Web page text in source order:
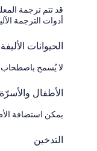
قد تتم ترجمة
أدوات الترجمة
الحيوانات الأليفة
لا يُسمح باصطحاب
الأطفال
يمكن استضافة
التدخين